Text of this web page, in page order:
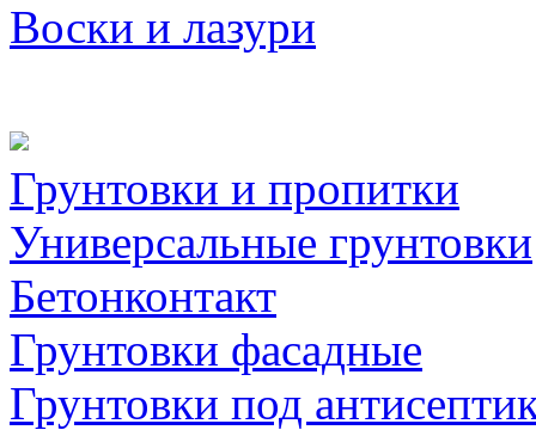
Воски и лазури
Грунтовки и пропитки
Универсальные грунтовки
Бетонконтакт
Грунтовки фасадные
Грунтовки под